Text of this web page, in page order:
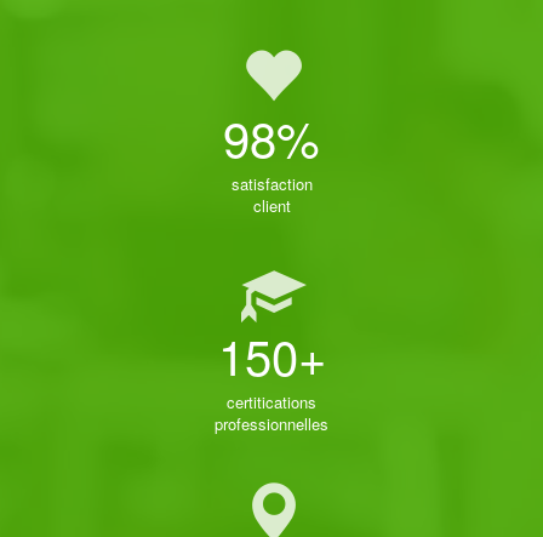
98%
satisfaction
client
150+
certitications
professionnelles